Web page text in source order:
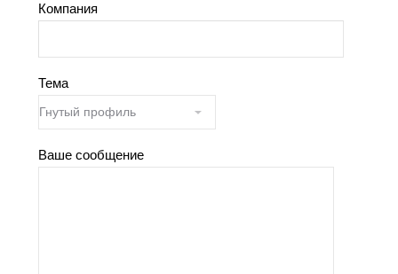
Компания
Тема
Ваше сообщение